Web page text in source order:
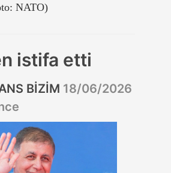
NATO)
istifa etti
BİZİM 18/06/2026